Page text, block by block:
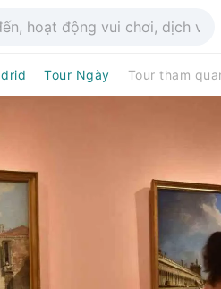
Tour Ngày Tour tham